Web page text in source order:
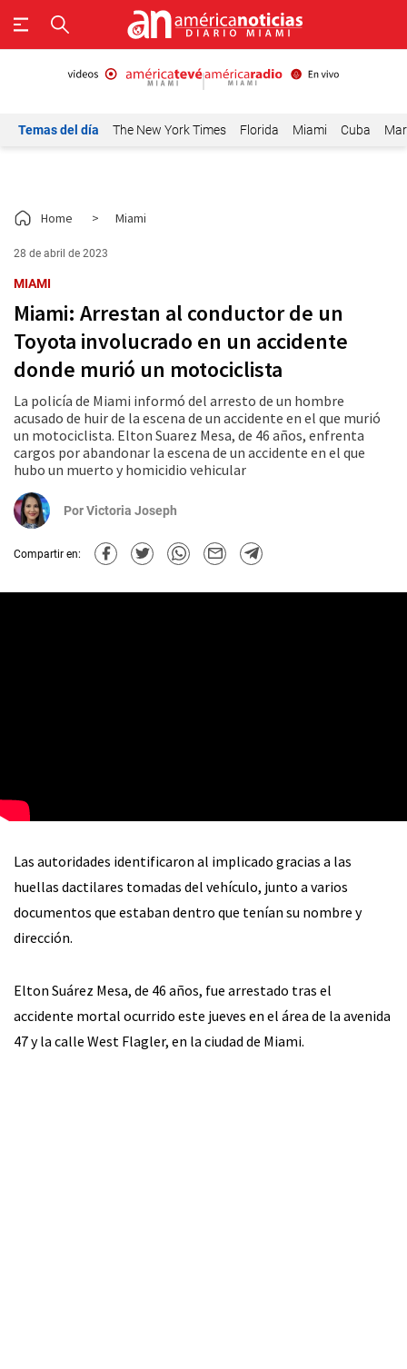
Temas del día The New York Times Florida Miami Cuba
Home > Miami
28 de abril de 2023
MIAMI
Miami: Arrestan al conductor de un
Toyota involucrado en un accidente
donde murió un motociclista
La policía de Miami informó del arresto de un hombre
acusado de huir de la escena de un accidente en el que murió
un motociclista. Elton Suarez Mesa, de 46 años, enfrenta
cargos por abandonar la escena de un accidente en el que
hubo un muerto y homicidio vehicular
PorVictoria Joseph
Compartir en:
Las autoridades identificaron al implicado gracias a las
huellas dactilares tomadas del vehículo, junto a varios
documentos que estaban dentro que tenían su nombre y
dirección.
Elton Suárez Mesa, de 46 años, fue arrestado tras el
accidente mortal ocurrido este jueves en el área de la avenida
47 y la calle West Flagler, en la ciudad de Miami.